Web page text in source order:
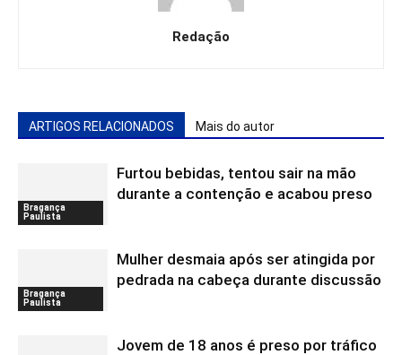
Redação
ARTIGOS RELACIONADOS Mais do autor
Bragança
Paulista
Furtou bebidas, tentou sair na mão
durante a contenção e acabou preso
Bragança
Paulista
Mulher desmaia após ser atingida por
pedrada na cabeça durante discussão
Jovem de 18 anos é preso por tráfico